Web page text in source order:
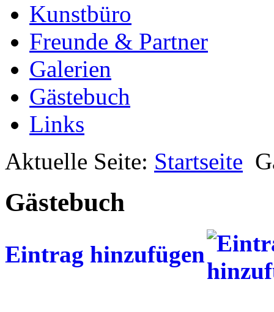
Kunstbüro
Freunde & Partner
Galerien
Gästebuch
Links
Aktuelle Seite: Startseite
Gästebuch
Eintrag hinzufügen